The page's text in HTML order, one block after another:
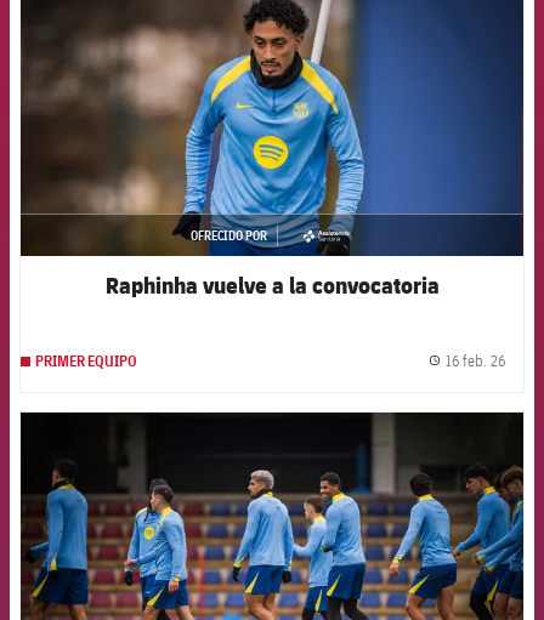
OFRECIDO POR
asistencia
Raphinha vuelve a la convocatoria
PRIMER EQUIPO 16 feb. 26